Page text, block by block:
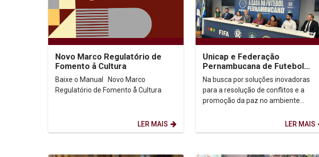
Novo Marco Regulatório de
Fomento å Cultura
Baixe o Manual Novo Marco
Regulatório de Fomento å Cultura
LER MAIS
Unicap e Federação
Pernambucana de Futebol
firmam parceria inédita pela
paz no esporte
Na busca por soluções inovadoras
para a resolução de conflitos e a
promoção da paz no ambiente
LER MAIS